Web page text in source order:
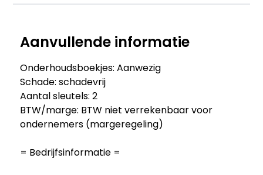
Aanvullende informatie
Onderhoudsboekjes: Aanwezig
Schade: schadevrij
Aantal sleutels: 2
BTW/marge: BTW niet verrekenbaar voor
ondernemers (margeregeling)
= Bedrijfsinformatie =